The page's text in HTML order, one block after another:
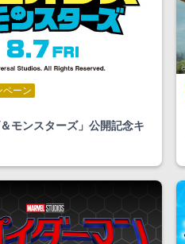
ペーン
＆モンスターズ」公開記念キ